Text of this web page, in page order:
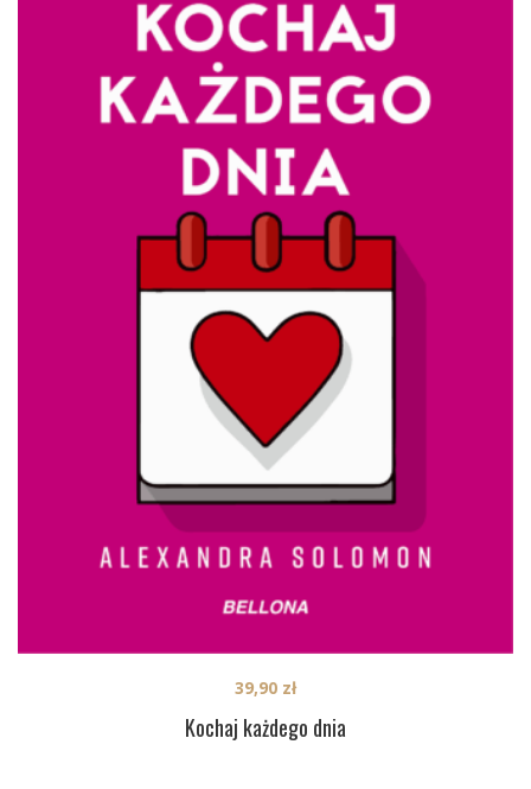
Kochaj każdego dnia
39,90 zł